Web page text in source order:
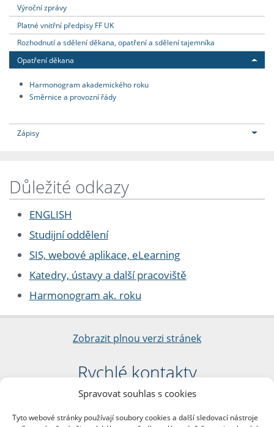
Spravovat souhlas s cookies
Tyto webové stránky používají soubory cookies a další sledovací nástroje
Výroční zprávy
Platné vnitřní předpisy FF UK
Rozhodnutí a sdělení děkana, opatření a sdělení tajemníka
Opatření děkana
Harmonogram akademického roku
Směrnice a provozní řády
Zápisy
Důležité odkazy
ENGLISH
Studijní oddělení
SIS, webové aplikace, eLearning
Katedry, ústavy a další pracoviště
Harmonogram ak. roku
Zobrazit plnou verzi stránek
Rychlé kontakty
Filozofická fakulta
nám. Jana Palacha 1/2